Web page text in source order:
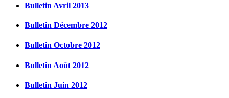
Bulletin Avril 2013
Bulletin Décembre 2012
Bulletin Octobre 2012
Bulletin Août 2012
Bulletin Juin 2012